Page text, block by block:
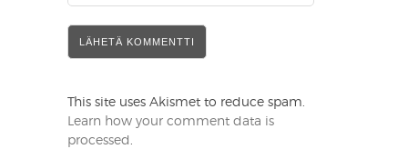
This site uses Akismet to reduce spam.
Learn how your comment data is
processed .